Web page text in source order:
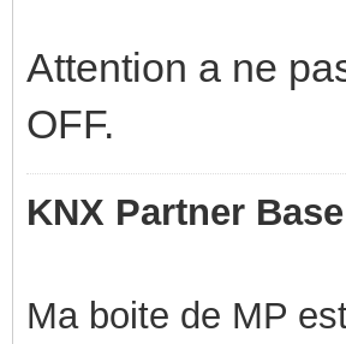
Attention a ne
OFF.
KNX Partner
Ma boite de MP